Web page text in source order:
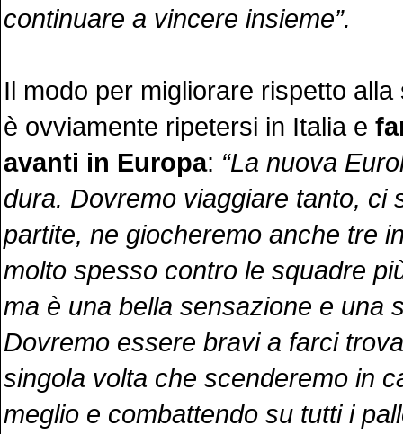
continuare a vincere insieme”.
Il modo per migliorare rispetto
è ovviamente ripetersi in Italia e
avanti in Europa: “La nuova
dura. Dovremo viaggiare tanto, ci
partite, ne giocheremo anche tre
molto spesso contro le squadre
ma è una bella sensazione e una
Dovremo essere bravi a farci
singola volta che scenderemo in
meglio e combattendo su tutti i